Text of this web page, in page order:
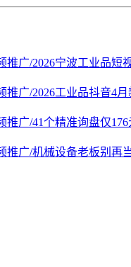
推广/2026宁波工业品短
推广/2026工业品抖音4
推广/41个精准询盘仅
推广/机械设备老板别再